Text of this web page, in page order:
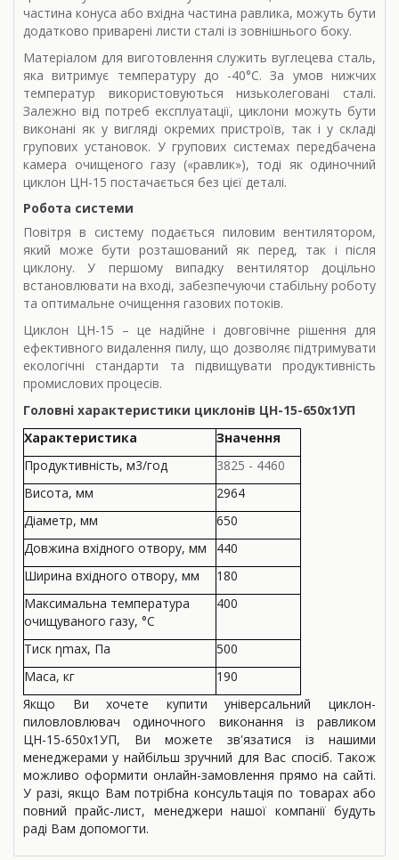
частина конуса або вхідна частина равлика, можуть бути
додатково приварені листи сталі із зовнішнього боку.
Матеріалом для виготовлення служить вуглецева сталь,
яка витримує температуру до -40°C. За умов нижчих
температур використовуються низьколеговані сталі.
Залежно від потреб експлуатації, циклони можуть бути
виконані як у вигляді окремих пристроїв, так і у складі
групових установок. У групових системах передбачена
камера очищеного газу («равлик»), тоді як одиночний
циклон ЦН-15 постачається без цієї деталі.
Робота системи
Повітря в систему подається пиловим вентилятором,
який може бути розташований як перед, так і після
циклону. У першому випадку вентилятор доцільно
встановлювати на вході, забезпечуючи стабільну роботу
та оптимальне очищення газових потоків.
Циклон ЦН-15 – це надійне і довговічне рішення для
ефективного видалення пилу, що дозволяє підтримувати
екологічні стандарти та підвищувати продуктивність
промислових процесів.
Головні характеристики циклонів ЦН-15-650x1УП
Характеристика
Значення
Продукти­вність, м3/год
3825 - 4460
Висота, мм
2964
Діаметр, мм
650
Довжина вхідного отвору, мм
440
Ширина вхідного отвору, мм
180
Максимальна температура
очищуваного газу, °С
400
Тиск ηmax, Па
500
Маса, кг
190
Якщо Ви хочете купити універсальний циклон-
пиловловлювач одиночного виконання із равликом
ЦН-15-650x1УП, Ви можете зв'язатися із нашими
менеджерами у найбільш зручний для Вас спосіб. Також
можливо оформити онлайн-замовлення прямо на сайті.
У разі, якщо Вам потрібна консультація по товарах або
повний прайс-лист, менеджери нашої компанії будуть
раді Вам допомогти.